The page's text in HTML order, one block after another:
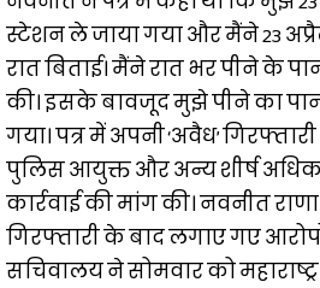
स्टेशन ले जाया गया और मैंने 23
रात बिताई। मैंने रात भर पीने के
की। इसके बावजूद मुझे पीने का
गया। पत्र में अपनी ‘अवैध’
पुलिस आयुक्त और अन्य शीर्ष
कार्रवाई की मांग की। नवनीत राणा
गिरफ्तारी के बाद लगाए गए
सचिवालय ने सोमवार को